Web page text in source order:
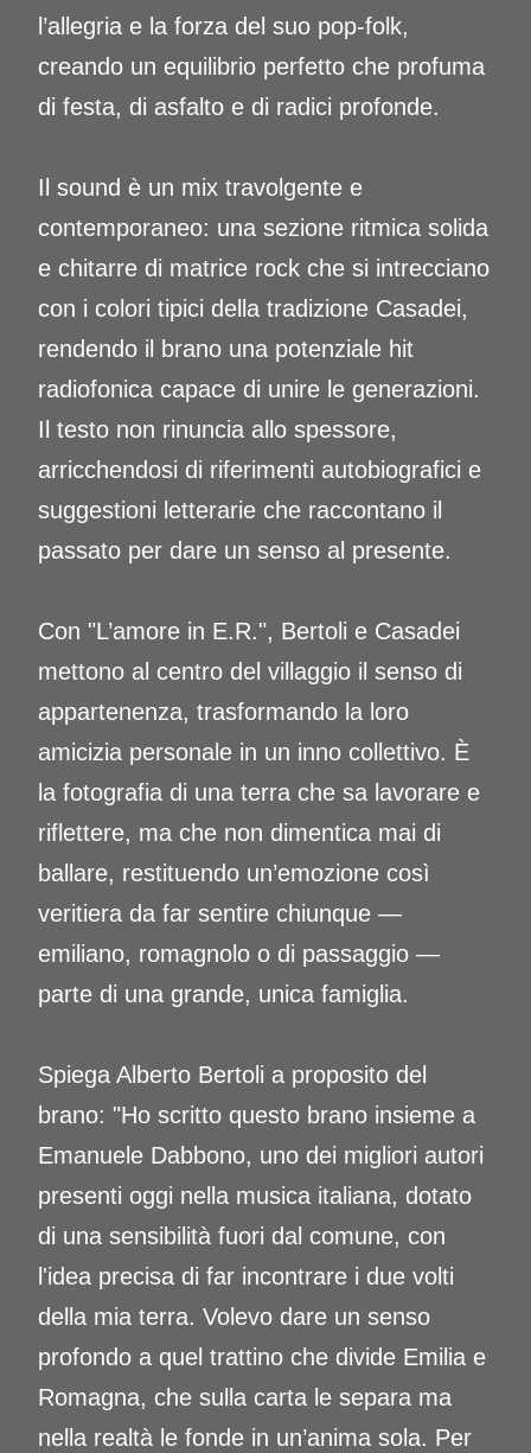
l’allegria e la forza del suo pop-folk,
creando un equilibrio perfetto che profuma
di festa, di asfalto e di radici profonde.
Il sound è un mix travolgente e
contemporaneo: una sezione ritmica solida
e chitarre di matrice rock che si intrecciano
con i colori tipici della tradizione Casadei,
rendendo il brano una potenziale hit
radiofonica capace di unire le generazioni.
Il testo non rinuncia allo spessore,
arricchendosi di riferimenti autobiografici e
suggestioni letterarie che raccontano il
passato per dare un senso al presente.
Con "L’amore in E.R.", Bertoli e Casadei
mettono al centro del villaggio il senso di
appartenenza, trasformando la loro
amicizia personale in un inno collettivo. È
la fotografia di una terra che sa lavorare e
riflettere, ma che non dimentica mai di
ballare, restituendo un’emozione così
veritiera da far sentire chiunque —
emiliano, romagnolo o di passaggio —
parte di una grande, unica famiglia.
Spiega Alberto Bertoli a proposito del
brano: "Ho scritto questo brano insieme a
Emanuele Dabbono, uno dei migliori autori
presenti oggi nella musica italiana, dotato
di una sensibilità fuori dal comune, con
l'idea precisa di far incontrare i due volti
della mia terra. Volevo dare un senso
profondo a quel trattino che divide Emilia e
Romagna, che sulla carta le separa ma
nella realtà le fonde in un’anima sola. Per